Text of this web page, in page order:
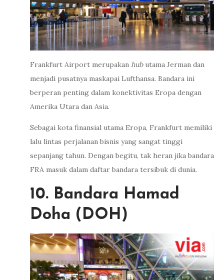
Frankfurt Airport merupakan hubutama Jerman dan
menjadi pusatnya maskapai Lufthansa. Bandara ini
berperan penting dalam konektivitas Eropa dengan
Amerika Utara dan Asia.
Sebagai kota finansial utama Eropa, Frankfurt memiliki
lalu lintas perjalanan bisnis yang sangat tinggi
sepanjang tahun. Dengan begitu, tak heran jika bandara
FRA masuk dalam daftar bandara tersibuk di dunia.
10. Bandara Hamad
Doha (DOH)